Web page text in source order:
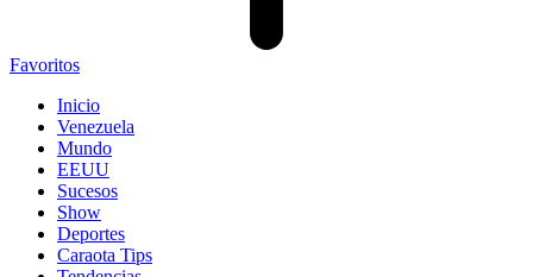
Favoritos
Inicio
Venezuela
Mundo
EEUU
Sucesos
Show
Deportes
Caraota Tips